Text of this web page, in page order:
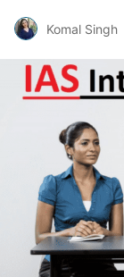
Komal Singh